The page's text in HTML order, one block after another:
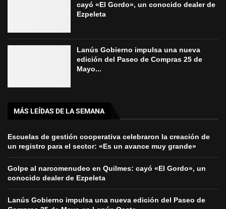
cayó «El Gordo», un conocido dealer de
Ezpeleta
Lanús Gobierno impulsa una nueva
edición del Paseo de Compras 25 de
Mayo...
MÁS LEÍDAS DE LA SEMANA
Escuelas de gestión cooperativa celebraron la creación de
un registro para el sector: «Es un avance muy grande»
Golpe al narcomenudeo en Quilmes: cayó «El Gordo», un
conocido dealer de Ezpeleta
Lanús Gobierno impulsa una nueva edición del Paseo de